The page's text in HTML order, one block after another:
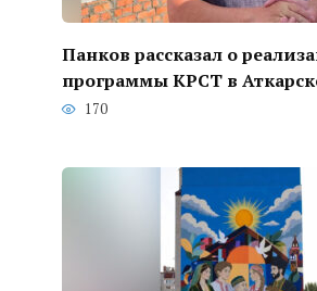
Панков рассказал о
программы КРСТ в
170